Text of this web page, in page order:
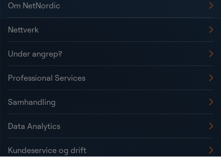
Om NetNordic
Nettverk
Under angrep?
Professional Services
Samhandling
Data Analytics
Kundeservice og drift